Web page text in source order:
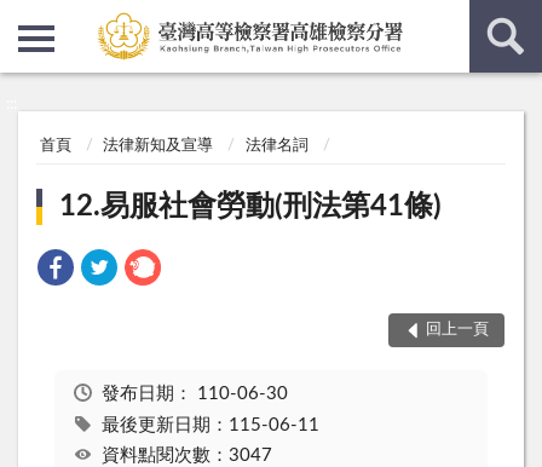
首頁 法律新知及宣導 法律名詞
12.易服社會勞動(刑法第41條)
回上一頁
發布日期： 110-06-30
最後更新日期：115-06-11
資料點閱次數：3047